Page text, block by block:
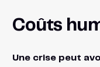
Coûts
Une crise peut